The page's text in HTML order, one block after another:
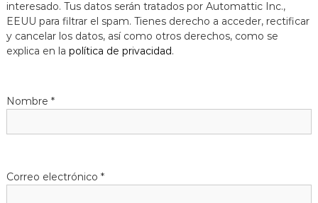
interesado. Tus datos serán tratados por Automattic Inc.,
EEUU para filtrar el spam. Tienes derecho a acceder, rectificar
y cancelar los datos, así como otros derechos, como se
explica en la política de privacidad.
Nombre *
Correo electrónico *